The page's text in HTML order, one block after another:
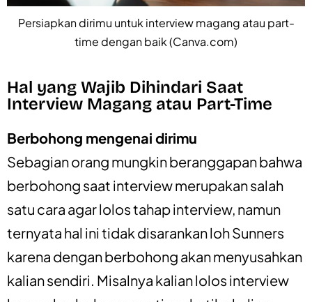
Persiapkan dirimu untuk interview magang atau part-
time dengan baik (Canva.com)
Hal yang Wajib Dihindari Saat
Interview Magang atau Part-Time
Berbohong mengenai dirimu
Sebagian orang mungkin beranggapan bahwa
berbohong saat interview merupakan salah
satu cara agar lolos tahap interview, namun
ternyata hal ini tidak disarankan loh Sunners
karena dengan berbohong akan menyusahkan
kalian sendiri. Misalnya kalian lolos interview